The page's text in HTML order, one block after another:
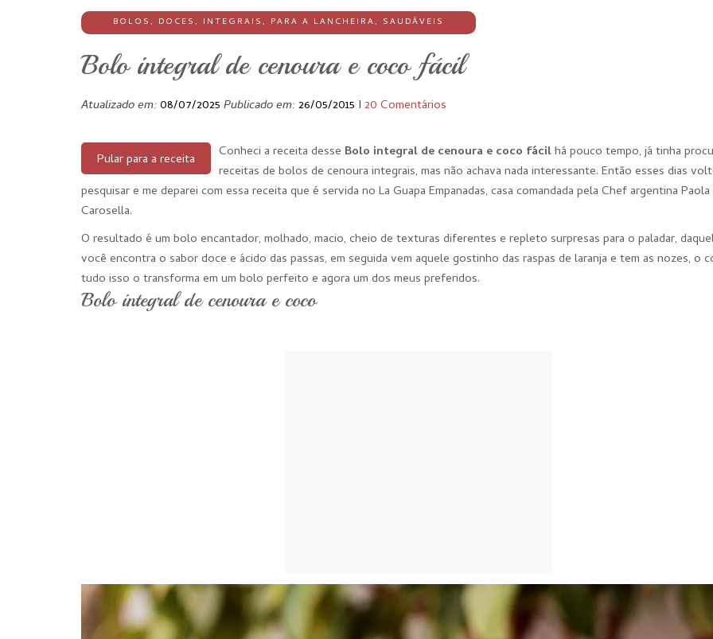
BOLOS, DOCES, INTEGRAIS, PARA A LANCHEIRA, SAUDÁVEIS
Bolo integral de cenoura e coco fácil
Atualizado em:08/07/2025 Publicado em:26/05/2015 I 20 Comentários
Pular para a receita Conheci a receita desse Bolo integral de cenoura e coco fácilhá pouco tempo, já tinha
receitas de bolos de cenoura integrais, mas não achava nada interessante. Então esses dias
pesquisar e me deparei com essa receita que é servida no La Guapa Empanadas, casa comandada pela Chef argentina Paola
Carosella.
O resultado é um bolo encantador, molhado, macio, cheio de texturas diferentes e repleto surpresas para o paladar,
você encontra o sabor doce e ácido das passas, em seguida vem aquele gostinho das raspas de laranja e tem as nozes, o
tudo isso o transforma em um bolo perfeito e agora um dos meus preferidos.
Bolo integral de cenoura e coco